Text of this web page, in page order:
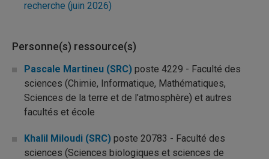
recherche (juin 2026)
Personne(s) ressource(s)
Pascale Martineu (SRC) poste 4229 - Faculté des
sciences (Chimie, Informatique, Mathématiques,
Sciences de la terre et de l’atmosphère) et autres
facultés et école
Khalil Miloudi (SRC) poste 20783 - Faculté des
sciences (Sciences biologiques et sciences de